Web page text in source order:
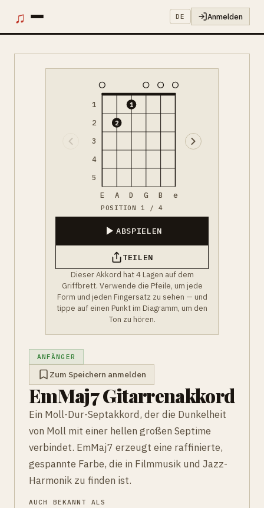
♫ DE Anmelden
1
2
3
4
5
2
1
E A D G B e
POSITION 1 / 4
ABSPIELEN
TEILEN
Dieser Akkord hat 4 Lagen auf dem
Griffbrett. Verwende die Pfeile, um jede
Form und jeden Fingersatz zu sehen — und
tippe auf einen Punkt im Diagramm, um den
Ton zu hören.
ANFÄNGER
Zum Speichern anmelden
EmMaj7 Gitarrenakkord
Ein Moll-Dur-Septakkord, der die Dunkelheit
von Moll mit einer hellen großen Septime
verbindet. EmMaj7 erzeugt eine raffinierte,
gespannte Farbe, die in Filmmusik und Jazz-
Harmonik zu finden ist.
AUCH BEKANNT ALS